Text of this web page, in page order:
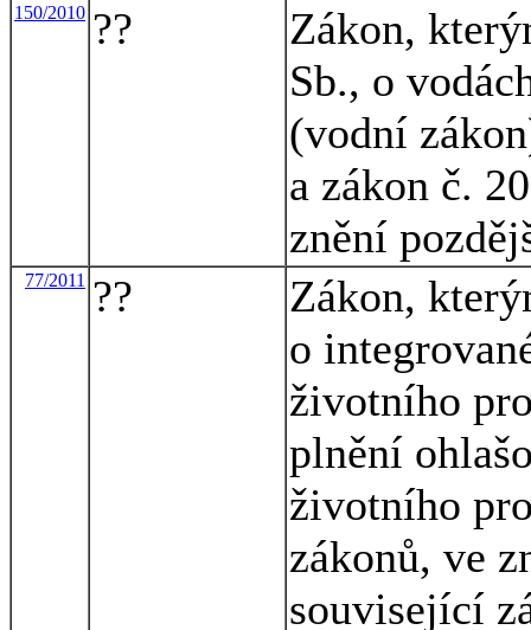
150/2010 ??
Zákon,
Sb., o
(vodní
a zákon č.
znění
77/2011 ??
Zákon,
o
životního
plnění
životního
zákonů, ve
související